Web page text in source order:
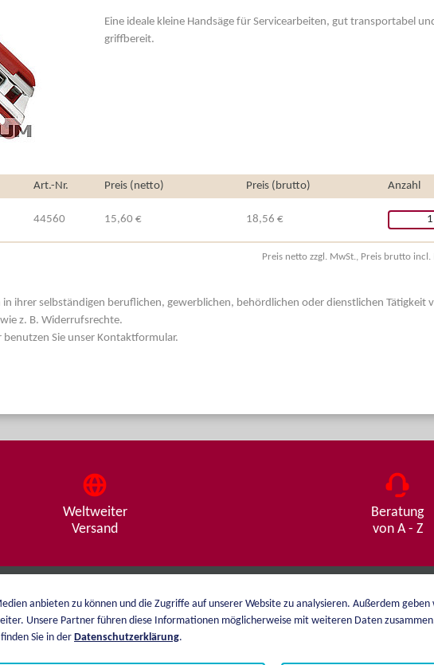
Eine ideale kleine Handsäge für Servicearbeiten, gut transportabel
griffbereit.
Art.-Nr. Preis (netto) Preis (brutto) Anzahl
44560 15,60 € 18,56 €
Preis netto zzgl. MwSt., Preis brutto incl.
ihrer selbständigen beruflichen, gewerblichen, behördlichen oder dienstlichen Tätigkeit
z. B. Widerrufsrechte.
Sie unser Kontaktformular.
Weltweiter
Versand
Beratung
von A - Z
anbieten zu können und die Zugriffe auf unserer Website zu analysieren. Außerdem
Unsere Partner führen diese Informationen möglicherweise mit weiteren Daten
Sie in der Datenschutzerklärung.